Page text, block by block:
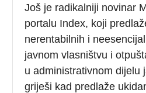
Još je radikalniji novinar
portalu Index, koji
nerentabilnih i
javnom vlasništvu i
u administrativnom dijelu
griješi kad predlaže